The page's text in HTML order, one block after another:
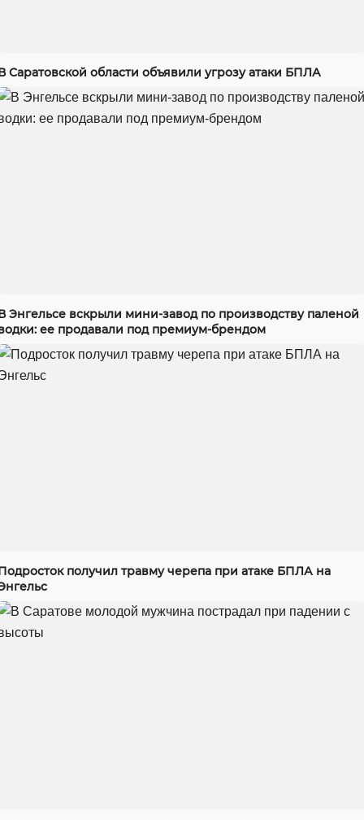
Саратовской области объявили угрозу атаки БПЛА
Энгельсе вскрыли мини-завод по производству паленой
ее продавали под премиум-брендом
получил травму черепа при атаке БПЛА на